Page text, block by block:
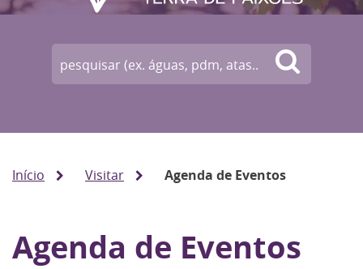
Início Visitar Agenda de Eventos
Agenda de Eventos